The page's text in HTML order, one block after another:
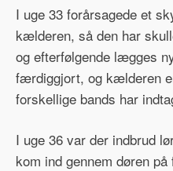
I uge 33 forårsagede et
kælderen, så den har
og efterfølgende lægges
færdiggjort, og kælderen
forskellige bands har
I uge 36 var der indbrud
kom ind gennem døren